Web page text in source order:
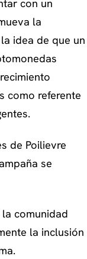
con un
la
idea de que un
como referente
de Poilievre
se
comunidad
la inclusión